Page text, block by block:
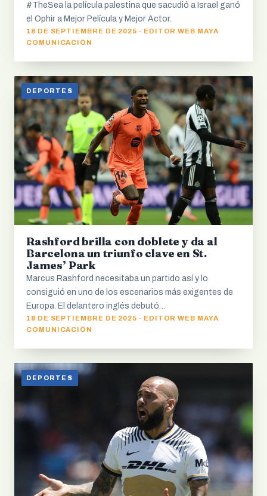
#TheSea la película palestina que sacudió a Israel ganó
el Ophir a Mejor Película y Mejor Actor.
18 DE SEPTIEMBRE DE 2025 · EDITOR WEB MAYA
COMUNICACIÓN
DEPORTES
Rashford brilla con doblete y da al
Barcelona un triunfo clave en St.
James’ Park
Marcus Rashford necesitaba un partido así y lo
consiguió en uno de los escenarios más exigentes de
Europa. El delantero inglés debutó…
18 DE SEPTIEMBRE DE 2025 · EDITOR WEB MAYA
COMUNICACIÓN
DEPORTES